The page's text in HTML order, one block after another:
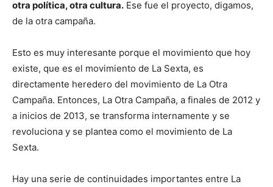
otra política, otra cultura. Ese fue el proyecto, digamos,
de la otra campaña.
Esto es muy interesante porque el movimiento que hoy
existe, que es el movimiento de La Sexta, es
directamente heredero del movimiento de La Otra
Campaña. Entonces, La Otra Campaña, a finales de 2012 y
a inicios de 2013, se transforma internamente y se
revoluciona y se plantea como el movimiento de La
Sexta.
Hay una serie de continuidades importantes entre La